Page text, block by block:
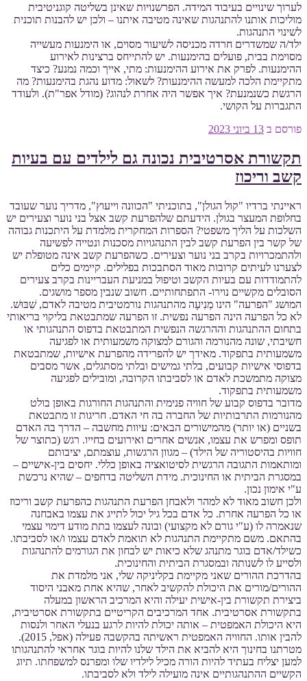
לערוך שינויים בעיבוד המידה. הפרשנויות שאינן בשליטה קוגניטיבית
מוליכות אותנו להתנהגות שאינה מטיבה איתנו – ולכן יש להבנות תוכנית
לשינוי התנהגות.
ילד/ה שמשדרים חרדה מכניסה לשיעור מסוים, או הימנעות מעשייה
מסוימת בבית, פועלים בהימנעות. יש להתייחס ברצינות לאירוע
ההימנעות. לפרק את אירוע ההימנעות: מתי, אייך וכמה נמנע? כיצד
מתקיימת הלכה למעשה ההימנעות? לשאול: מדוע נהגת בהימנעות? מה
הרגשת כשנמנעת? איך אפשר היה אחרת לנהוג? (מודל אפר"ת). ולעודד
התגברות על הקושי.
פורסם ב 13 ביוני 2023
תקשורת אסרטיבית נכונה גם לילדים עם בעיות
קשב וריכוז
ראיינתי ברדיו "קול הגולן", בתוכניתי "הכוונה וייעוץ", מדריך נוער שעובד
בחלופת המעצר בגולן. הידעתם שלהפרעת קשב אצל בני נוער וצעירים יש
השלכות על הליך משפטי? הספרות המחקרית מלמדת על היתכנות גבוהה
של קשר בין הפרעת קשב לבין התנהגויות מסכנות ונטייה לפשיעה
ולהתמכרויות בקרב בני נוער וצעירים. כשהפרעת קשב אינה מטופלת יש
לצערנו לעיתים קרובות מאוד הסתבכות בפלילים. קיימים כלים
להתמודדות עם בעיות הקשב וטיפול במניעת העבריינות בקרב צעירים
הסובלים מקשיים נוירו- התפתחותיים. חשוב שנבין מספר מושגים.
המושג "הפרעה" הינו מְנִיעָה מהתנהגות נורמטיבית מטיבה לאדם, שִׁבּוּשׁ.
לא כל הפרעה הינה הפרעה נפשית. זו הפרעה שמתבטאת בליקוי בריאותי
בתחום ההתנהגות וההרגשה הנפשית המתבטאת בדפוס התנהגותי או
חשיבתי, שונה מהנורמה והגורם למצוקה משמעותית או לפגיעה
משמעותית בתפקוד. מאידך יש להפרידה מהפרעת אישיות, שמתבטאת
בדפוסי אישיות קבועים, בלתי גמישים ובלתי מסתגלים, אשר מסבים
מצוקה מתמשכת לאדם או לסביבתו הקרובה, ומובילים לפגיעה
משמעותית בתפקוד.
מדובר בדפוס קבוע של חוויה פנימית והתנהגות החורגות באופן בולט
מהנורמות התרבותיות של החברה בה חי האדם. חריגות זו מתבטאת
בשניים (או יותר) מהמישורים הבאים: עיוות מחשבה – הדרך בה האדם
תופס ומפרש את עצמו, אנשים אחרים ואירועים בחייו. רגש (כתוצר של
חוויות בהיסטוריה של הילד) – מגוון הרגשות, עוצמתם, יציבותם
ומותאמות התגובה הרגשית לסיטואציה באופן כללי. יחסים בין-אישיים –
במסגרת הביתית או החינוכית. מידת השליטה בדחפים – שהיא נרכשת
ע"י אימון נכון.
ולכן חשוב מאוד לא למהר ולאבחן הפרעת התנהגות כהפרעת קשב וריכוז
או כל הפרעה אחרת. כל אדם בכל גיל יכול לתייג את עצמו באבחנה
שנאמרה לו (ע"י גורם לא מקצועי) ובונה לעצמו בתת מודע דימוי עצמי
בהתאם. משם מתקיימת התנהגות לא תואמת לאדם עצמו ו/או לסביבתו.
כשילד/אדם בוגר מתנהג שלא כיאות יש לבחון את הגורמים להתנהגות
ולסייע לו לשנותה ובמסגרת הביתית והחינוכית.
בהדרכת ההורים שאני מקיימת בקליניקה שלי, אני מלמדת את
ההורים/מורים את היכולת להקשיב לאחר, שהיא אחת מאבני היסוד
ביצירת תקשורת בין-אישית יעילה והיא המרכיב הראשון במעלה
בתקשורת אסרטיבית. אחד המרכיבים הקריטיים בתקשורת אסרטיבית,
היא היכולת האמפטית – אותה יכולת להיות לרגע בנעלי האחר ולנסות
להבין אותו. החוויה האמפטית ראשיתה בהקשבה פעילה (אפל, 2015).
מטרתנו בחינוך היא להביא את הילד שלנו להיות בוגר אחראי להתנהגותו
למען יצליח בעתיד להיות הורה מכיל לילדיו שלו ומפרנס למשפחתו. תיוג
הקשיים ההתנהגותיים אינה מועילה לילד ולא לסביבתו.